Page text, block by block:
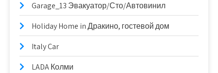
Garage_13 Эвакуатор/Сто/Автовинил
Holiday Home in Дракино, гостевой дом
Italy Car
LADA Колми